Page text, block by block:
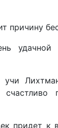
причину
удачной
придет к